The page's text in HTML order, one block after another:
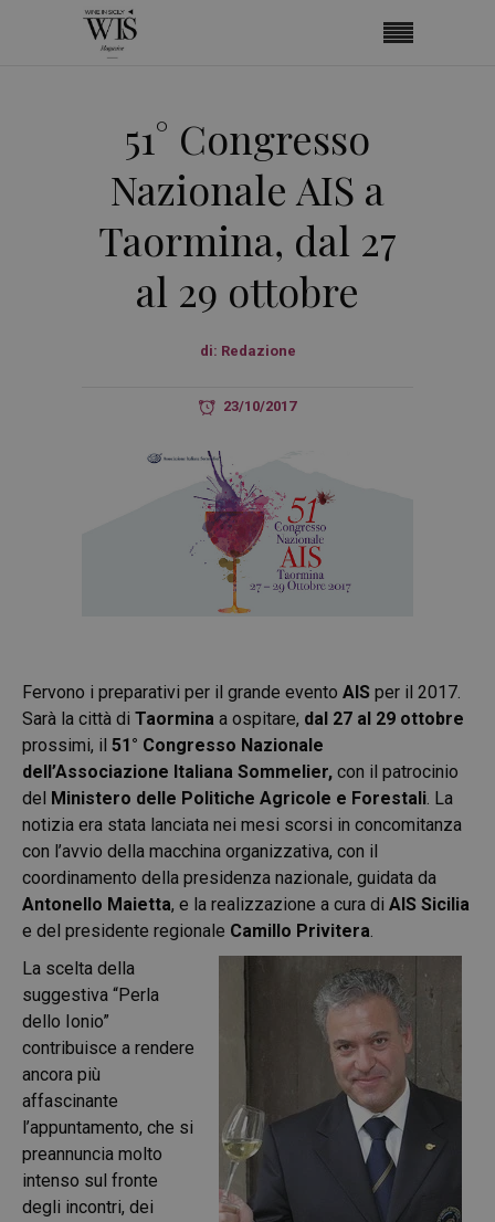
51° Congresso
Nazionale AIS a
Taormina, dal 27
al 29 ottobre
di: Redazione
23/10/2017
Fervono i preparativi per il grande evento AIS per il 2017.
Sarà la città di Taormina a ospitare, dal 27 al 29 ottobre
prossimi, il 51° Congresso Nazionale
dell’Associazione Italiana Sommelier, con il patrocinio
del Ministero delle Politiche Agricole e Forestali. La
notizia era stata lanciata nei mesi scorsi in concomitanza
con l’avvio della macchina organizzativa, con il
coordinamento della presidenza nazionale, guidata da
Antonello Maietta, e la realizzazione a cura di AIS Sicilia
e del presidente regionale Camillo Privitera.
La scelta della
suggestiva “Perla
dello Ionio”
contribuisce a rendere
ancora più
affascinante
l’appuntamento, che si
preannuncia molto
intenso sul fronte
degli incontri, dei